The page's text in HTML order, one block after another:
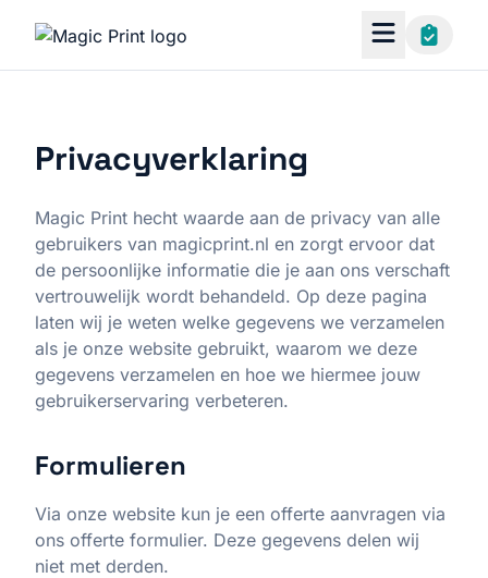
Privacyverklaring
Magic Print hecht waarde aan de privacy van alle
gebruikers van magicprint.nl en zorgt ervoor dat
de persoonlijke informatie die je aan ons verschaft
vertrouwelijk wordt behandeld. Op deze pagina
laten wij je weten welke gegevens we verzamelen
als je onze website gebruikt, waarom we deze
gegevens verzamelen en hoe we hiermee jouw
gebruikerservaring verbeteren.
Formulieren
Via onze website kun je een offerte aanvragen via
ons offerte formulier. Deze gegevens delen wij
niet met derden.